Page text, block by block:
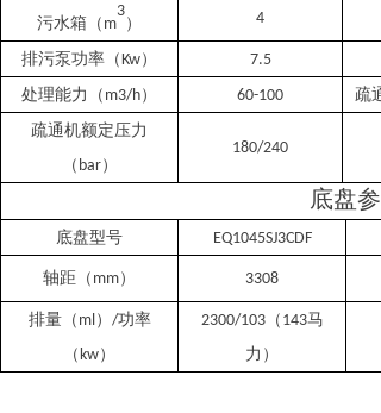
污水箱（ m
3
） 4
排污泵功率（ Kw）
7.5
处理能力（ m3/h） 60-100
疏
疏通机额定压力
（ bar）
180/240
底盘参
底盘型号 EQ1045SJ3CDF
轴距（ mm） 3308
排量（ ml ） /功率
（ kw）
2300/103（ 143马
力）